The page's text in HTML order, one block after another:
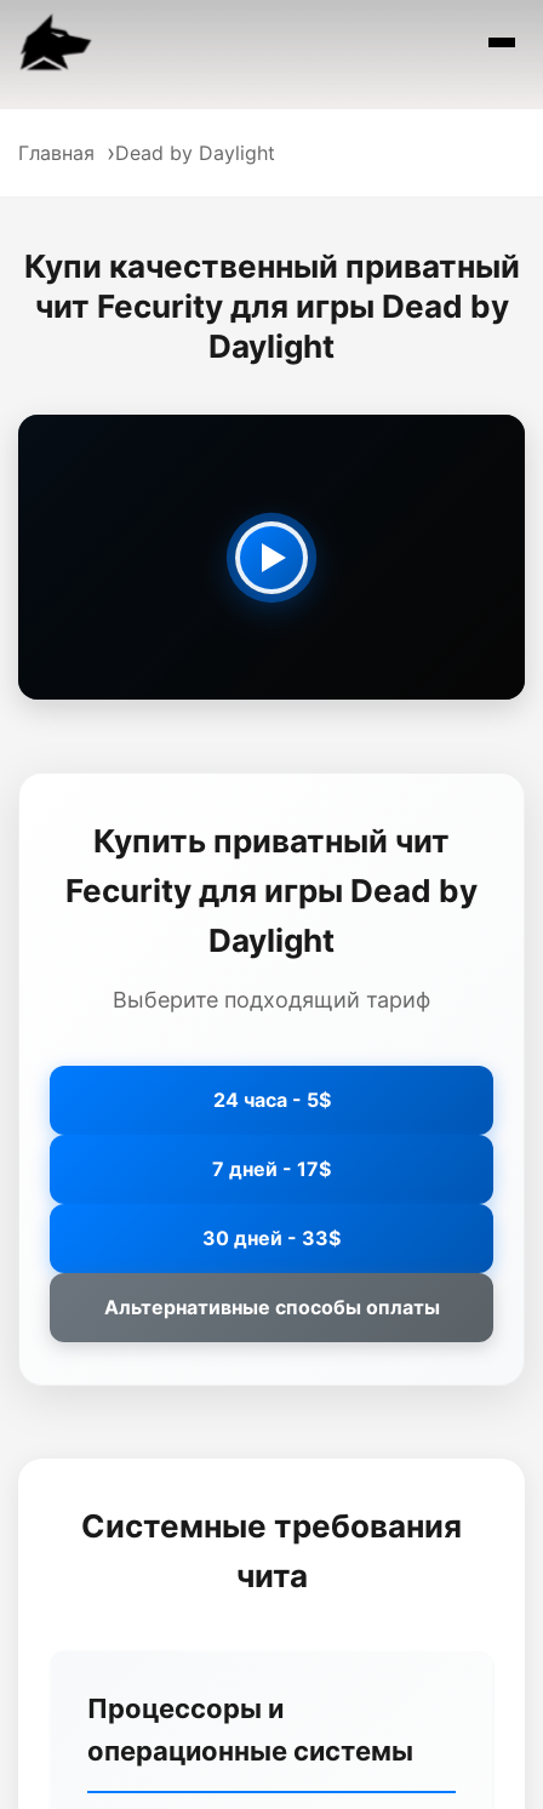
Главная Dead by Daylight
Купи качественный приватный
чит Fecurity для игры Dead by
Daylight
Купить приватный чит
Fecurity для игры Dead by
Daylight
Выберите подходящий тариф
24 часа - 5$
7 дней - 17$
30 дней - 33$
Альтернативные способы оплаты
Системные требования
чита
Процессоры и
операционные системы